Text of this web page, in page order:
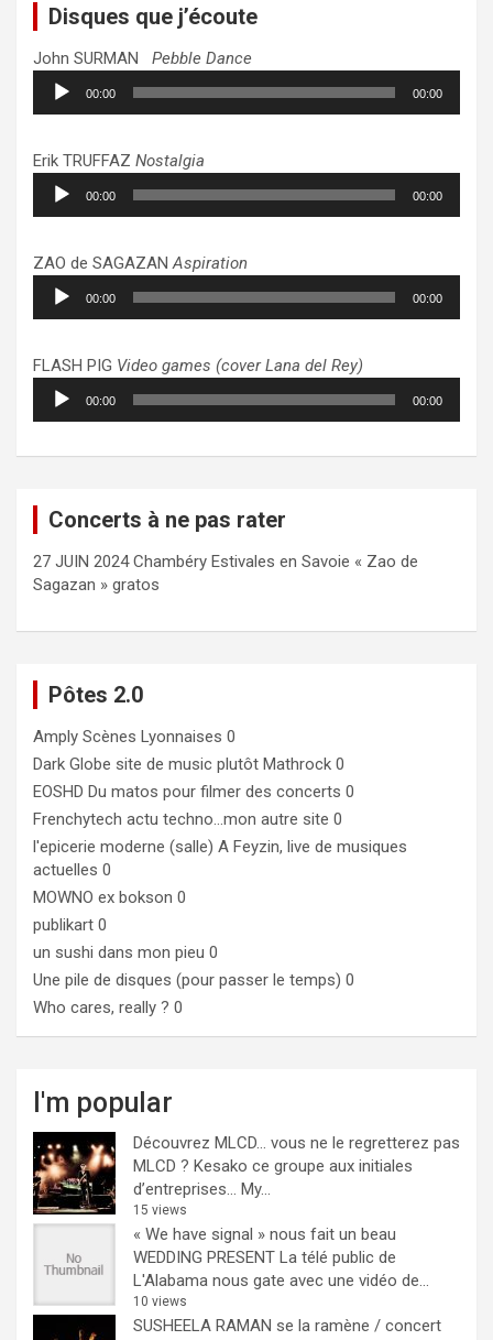
Disques que j’écoute
John SURMAN Pebble Dance
Lecteur
audio
00:00 00:00
Erik TRUFFAZ Nostalgia
Lecteur
audio
00:00 00:00
ZAO de SAGAZANAspiration
Lecteur
audio
00:00 00:00
FLASH PIG Video games (cover Lana del Rey)
Lecteur
audio
00:00 00:00
Concerts à ne pas rater
27 JUIN 2024 Chambéry Estivales en Savoie « Zao de
Sagazan » gratos
Pôtes 2.0
Amply Scènes Lyonnaises 0
Dark Globe site de music plutôt Mathrock 0
EOSHD Du matos pour filmer des concerts 0
Frenchytech actu techno…mon autre site 0
l'epicerie moderne (salle) A Feyzin, live de musiques
actuelles 0
MOWNO ex bokson 0
publikart 0
un sushi dans mon pieu 0
Une pile de disques (pour passer le temps) 0
Who cares, really ? 0
I'm popular
Découvrez MLCD… vous ne le regretterez pas
MLCD ? Kesako ce groupe aux initiales
d’entreprises… My...
15 views
« We have signal » nous fait un beau
WEDDING PRESENT La télé public de
L'Alabama nous gate avec une vidéo de...
10 views
SUSHEELA RAMAN se la ramène / concert